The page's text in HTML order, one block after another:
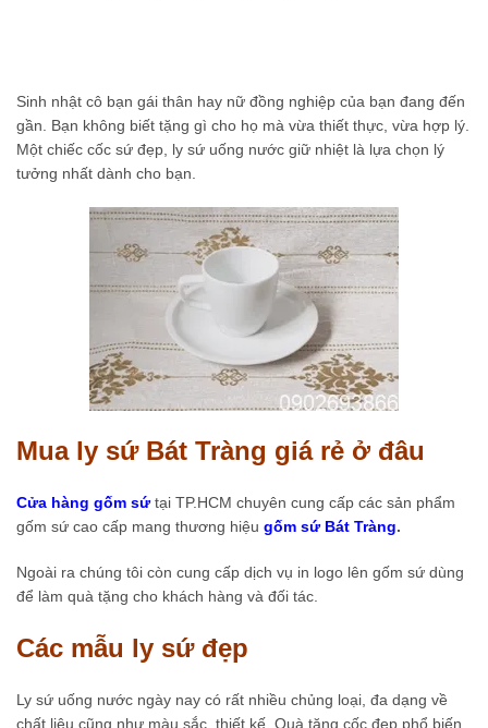
Sinh nhật cô bạn gái thân hay nữ đồng nghiệp của bạn đang đến
gần. Bạn không biết tặng gì cho họ mà vừa thiết thực, vừa hợp lý.
Một chiếc cốc sứ đẹp, ly sứ uống nước giữ nhiệt là lựa chọn lý
tưởng nhất dành cho bạn.
Mua ly sứ Bát Tràng giá rẻ ở đâu
Cửa hàng gốm sứtại TP.HCM chuyên cung cấp các sản phẩm
gốm sứ cao cấp mang thương hiệu gốm sứ Bát Tràng.
Ngoài ra chúng tôi còn cung cấp dịch vụ in logo lên gốm sứ dùng
để làm quà tặng cho khách hàng và đối tác.
Các mẫu ly sứ đẹp
Ly sứ uống nước ngày nay có rất nhiều chủng loại, đa dạng về
chất liệu cũng như màu sắc, thiết kế. Quà tặng cốc đẹp phổ biến